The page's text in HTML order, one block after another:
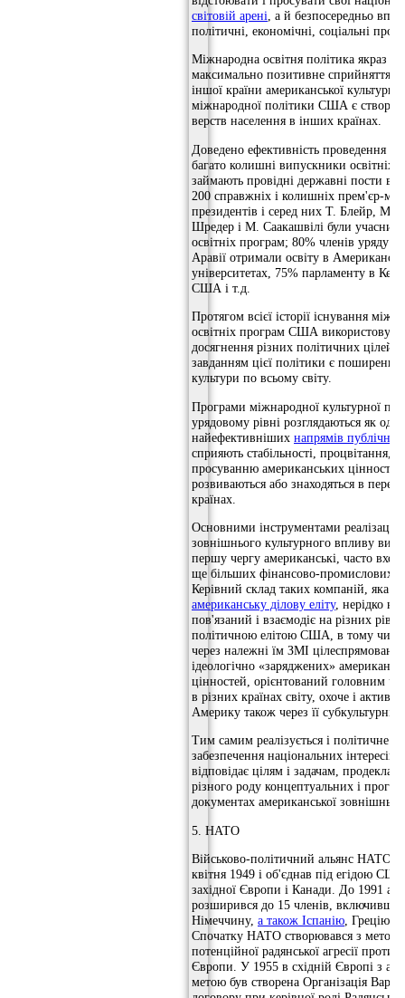
світовій арені , а й безпосередньо
політичні, економічні, соціальні
Міжнародна освітня політика якраз
максимально позитивне сприйняття
іншої країни американської культури.
міжнародної політики США є
верств населення в інших країнах.
Доведено ефективність проведення
багато колишні випускники освітніх
займають провідні державні пости в
200 справжніх і колишніх прем'єр-
президентів і серед них Т. Блейр, М.
Шредер і М. Саакашвілі були
освітніх програм; 80% членів уряду
Аравії отримали освіту в
університетах, 75% парламенту в
США і т.д.
Протягом всієї історії існування
освітніх програм США
досягнення різних політичних цілей,
завданням цієї політики є поширення
культури по всьому світу.
Програми міжнародної культурної
урядовому рівні розглядаються як
найефективніших напрямів публічної
сприяють стабільності, процвітання,
просуванню американських
розвиваються або знаходяться в
країнах.
Основними інструментами реалізації
зовнішнього культурного впливу
першу чергу американські, часто
ще більших фінансово-промислових
Керівний склад таких компаній, яка
американську ділову еліту, нерідко
пов'язаний і взаємодіє на різних
політичною елітою США, в тому
через належні їм ЗМІ
ідеологічно «заряджених»
цінностей, орієнтований головним
в різних країнах світу, охоче і
Америку також через її субкультурні
Тим самим реалізується і політичне
забезпечення національних
відповідає цілям і задачам,
різного роду концептуальних і
документах американської
5. НАТО
Військово-політичний альянс НАТО
квітня 1949 і об'єднав під егідою
західної Європи і Канади. До 1991
розширився до 15 членів, включивши
Німеччину, а також Іспанію , Грецію
Спочатку НАТО створювався з метою
потенційної радянської агресії проти
Європи. У 1955 в східній Європі з
метою був створена Організація